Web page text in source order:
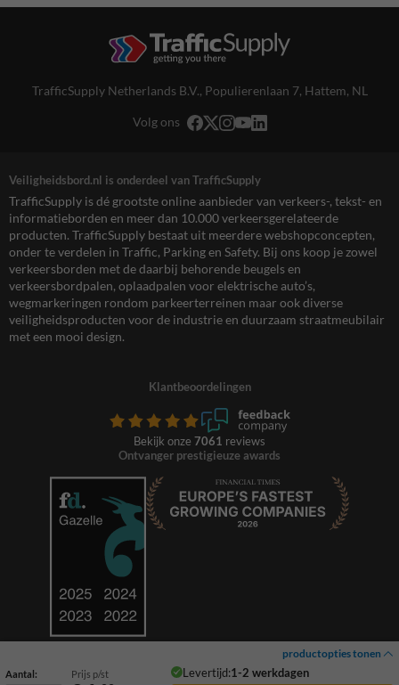
productopties tonen
Aantal: Prijs p/st Levertijd:1-2 werkdagen
TrafficSupply Netherlands B.V., Populierenlaan 7, Hattem, NL
Volg ons
Veiligheidsbord.nl is onderdeel van TrafficSupply
TrafficSupply is dé grootste online aanbieder van verkeers-, tekst- en
informatieborden en meer dan 10.000 verkeersgerelateerde
producten. TrafficSupply bestaat uit meerdere webshopconcepten,
onder te verdelen in Traffic, Parking en Safety. Bij ons koop je zowel
verkeersborden met de daarbij behorende beugels en
verkeersbordpalen, oplaadpalen voor elektrische auto’s,
wegmarkeringen rondom parkeerterreinen maar ook diverse
veiligheidsproducten voor de industrie en duurzaam straatmeubilair
met een mooi design.
Klantbeoordelingen
Bekijk onze 7061 reviews
Ontvanger prestigieuze awards